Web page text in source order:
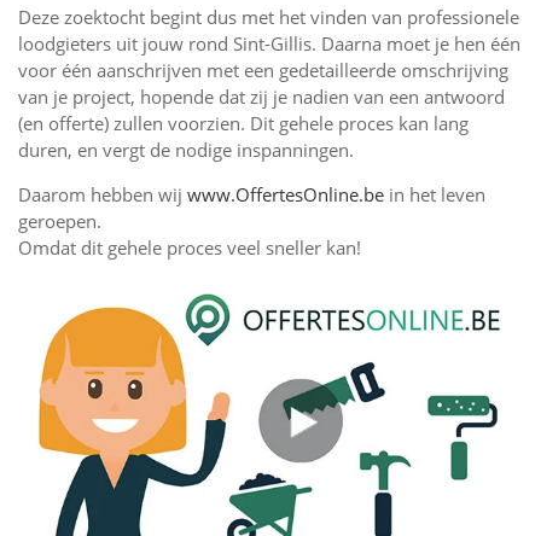
Deze zoektocht begint dus met het vinden van professionele
loodgieters uit jouw rond Sint-Gillis. Daarna moet je hen één
voor één aanschrijven met een gedetailleerde omschrijving
van je project, hopende dat zij je nadien van een antwoord
(en offerte) zullen voorzien. Dit gehele proces kan lang
duren, en vergt de nodige inspanningen.
Daarom hebben wij www.OffertesOnline.be in het leven
geroepen.
Omdat dit gehele proces veel sneller kan!